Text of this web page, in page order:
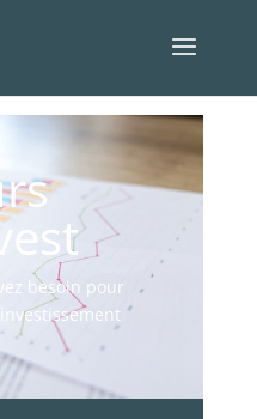
besoin pour